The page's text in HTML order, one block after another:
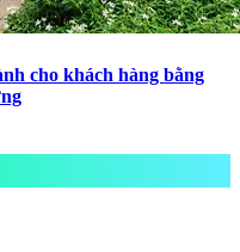
cho khách hàng bằng